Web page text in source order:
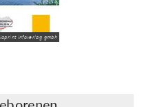
infoverlag gmbh